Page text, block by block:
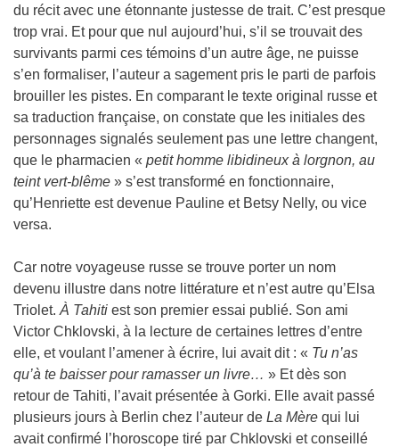
du récit avec une étonnante justesse de trait. C’est presque
trop vrai. Et pour que nul aujourd’hui, s’il se trouvait des
survivants parmi ces témoins d’un autre âge, ne puisse
s’en formaliser, l’auteur a sagement pris le parti de parfois
brouiller les pistes. En comparant le texte original russe et
sa traduction française, on constate que les initiales des
personnages signalés seulement pas une lettre changent,
que le pharmacien « petit homme libidineux à lorgnon, au
teint vert-blême » s’est transformé en fonctionnaire,
qu’Henriette est devenue Pauline et Betsy Nelly, ou vice
versa.
Car notre voyageuse russe se trouve porter un nom
devenu illustre dans notre littérature et n’est autre qu’Elsa
Triolet. À Tahiti est son premier essai publié. Son ami
Victor Chklovski, à la lecture de certaines lettres d’entre
elle, et voulant l’amener à écrire, lui avait dit : « Tu n’as
qu’à te baisser pour ramasser un livre… » Et dès son
retour de Tahiti, l’avait présentée à Gorki. Elle avait passé
plusieurs jours à Berlin chez l’auteur de La Mère qui lui
avait confirmé l’horoscope tiré par Chklovski et conseillé